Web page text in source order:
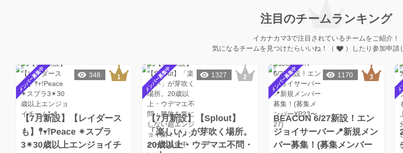
注目のチームランキング
イカナカマ3で注目されているチームをご紹介！
気になるチームを見つけたらいいね！（
）したり参加申請
メンバー募集中
【7月新設】【レイダース
も】𖤣𖥧𖥣Peace ✴︎スプラ
3✴︎30歳以上エンジョイチ
348 メンバー募集中
【7月新設】【Splout】
「楽しい」が芽吹く場所。
20歳以上・ウデマエ不問・
1327 メンバー募集中
BEACON 6/27新設！エン
ジョイサーバー📍新規メン
バー募集！(募集メンバー
1170